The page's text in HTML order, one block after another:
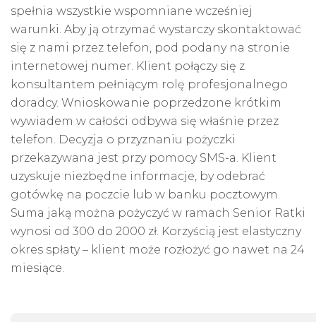
spełnia wszystkie wspomniane wcześniej
warunki. Aby ją otrzymać wystarczy skontaktować
się z nami przez telefon, pod podany na stronie
internetowej numer. Klient połączy się z
konsultantem pełniącym rolę profesjonalnego
doradcy. Wnioskowanie poprzedzone krótkim
wywiadem w całości odbywa się właśnie przez
telefon. Decyzja o przyznaniu pożyczki
przekazywana jest przy pomocy SMS-a. Klient
uzyskuje niezbędne informacje, by odebrać
gotówkę na poczcie lub w banku pocztowym.
Suma jaką można pożyczyć w ramach Senior Ratki
wynosi od 300 do 2000 zł. Korzyścią jest elastyczny
okres spłaty – klient może rozłożyć go nawet na 24
miesiące.